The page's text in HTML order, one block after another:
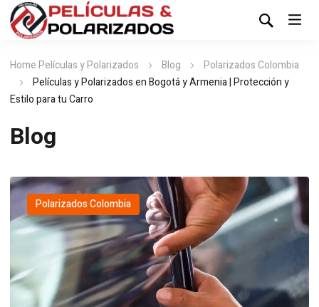
Home Películas y Polarizados Blog
Polarizados Colombia
Películas y Polarizados en Bogotá y Armenia | Protección y
Estilo para tu Carro
Blog
Polarizados Colombia